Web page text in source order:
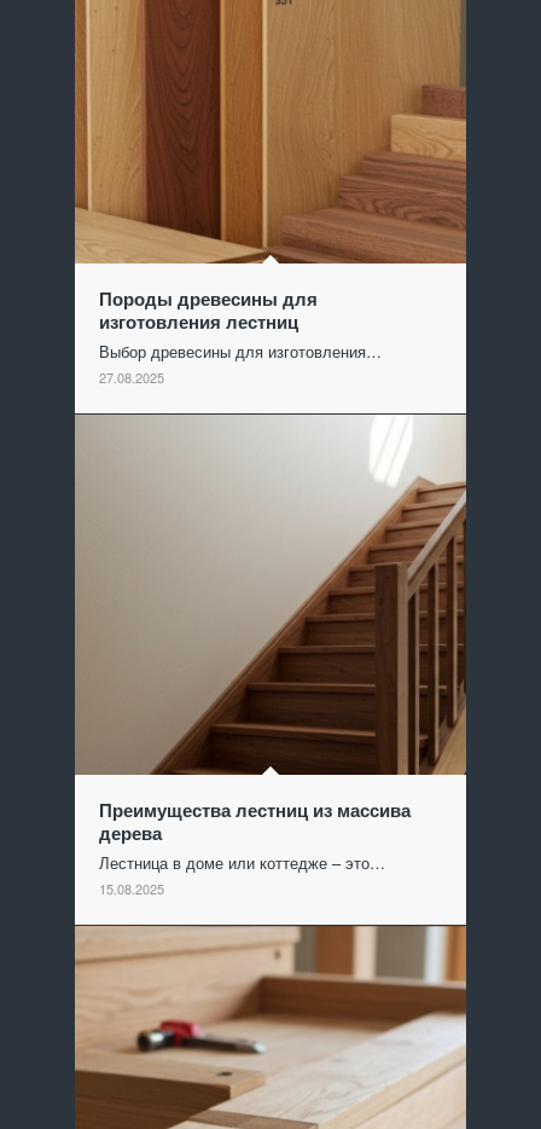
Породы древесины для
изготовления лестниц
Выбор древесины для изготовления…
27.08.2025
Преимущества лестниц из массива
дерева
Лестница в доме или коттедже – это…
15.08.2025